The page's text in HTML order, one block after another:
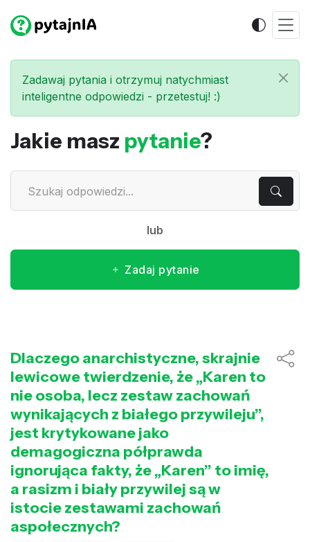
Zadawaj pytania i otrzymuj natychmiast
inteligentne odpowiedzi - przetestuj! :)
Jakie masz pytanie?
lub
Zadaj pytanie
Dlaczego anarchistyczne, skrajnie
lewicowe twierdzenie, że „Karen to
nie osoba, lecz zestaw zachowań
wynikających z białego przywileju”,
jest krytykowane jako
demagogiczna półprawda
ignorująca fakty, że „Karen” to imię,
a rasizm i biały przywilej są w
istocie zestawami zachowań
aspołecznych?